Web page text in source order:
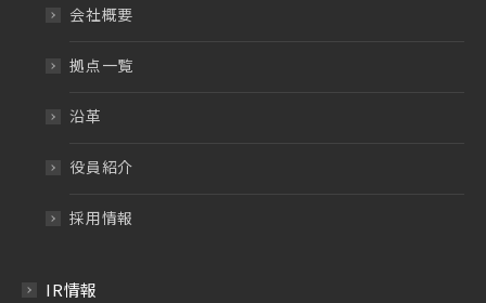
会社概要
拠点一覧
沿革
役員紹介
採用情報
IR情報